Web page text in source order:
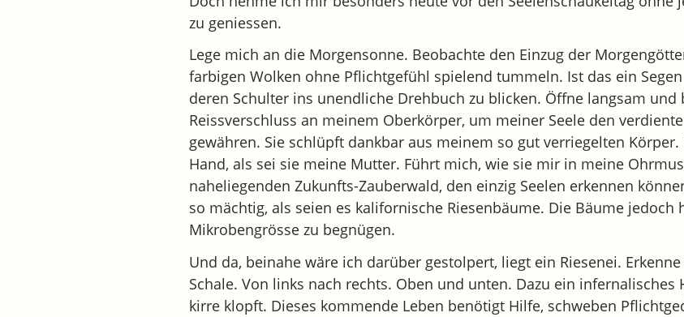
zu geniessen.
Lege mich an die Morgensonne. Beobachte den Einzug der
farbigen Wolken ohne Pflichtgefühl spielend tummeln. Ist das ein
deren Schulter ins unendliche Drehbuch zu blicken. Öffne langsam und
Reissverschluss an meinem Oberkörper, um meiner Seele den
gewähren. Sie schlüpft dankbar aus meinem so gut verriegelten
Hand, als sei sie meine Mutter. Führt mich, wie sie mir in meine
naheliegenden Zukunfts-Zauberwald, den einzig Seelen erkennen
so mächtig, als seien es kalifornische Riesenbäume. Die Bäume jedoch
Mikrobengrösse zu begnügen.
Und da, beinahe wäre ich darüber gestolpert, liegt ein Riesenei.
Schale. Von links nach rechts. Oben und unten. Dazu ein infernalisches
kirre klopft. Dieses kommende Leben benötigt Hilfe, schweben